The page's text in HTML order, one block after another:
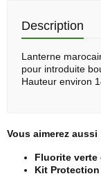
Description
Lanterne
pour introduite
Hauteur environ
Vous aimerez aussi
Fluorite verte
Kit